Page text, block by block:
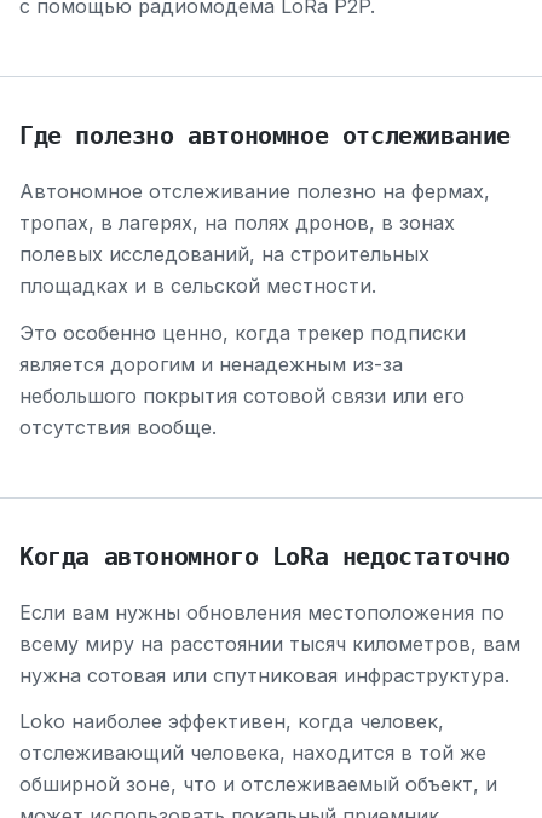
с помощью радиомодема LoRa P2P.
Где полезно автономное отслеживание
Автономное отслеживание полезно на фермах,
тропах, в лагерях, на полях дронов, в зонах
полевых исследований, на строительных
площадках и в сельской местности.
Это особенно ценно, когда трекер подписки
является дорогим и ненадежным из-за
небольшого покрытия сотовой связи или его
отсутствия вообще.
Когда автономного LoRa недостаточно
Если вам нужны обновления местоположения по
всему миру на расстоянии тысяч километров, вам
нужна сотовая или спутниковая инфраструктура.
Loko наиболее эффективен, когда человек,
отслеживающий человека, находится в той же
обширной зоне, что и отслеживаемый объект, и